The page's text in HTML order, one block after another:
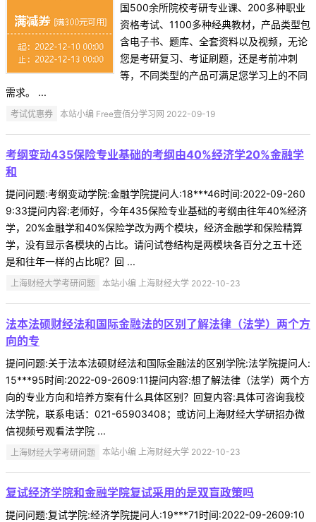
国500余所院校考研专业课、200多种职业
资格考试、1100多种经典教材，产品类型包
含电子书、题库、全套资料以及视频，无论
您是考研复习、考证刷题，还是考前冲刺
等，不同类型的产品可满足您学习上的不同
需求。 ...
考试优惠券 本站小编 Free壹佰分学习网 2022-09-19
考纲变动435保险专业基础的考纲由40%经济学20%金融学
和
提问问题:考纲变动学院:金融学院提问人:18***46时间:2022-09-260
9:33提问内容:老师好，今年435保险专业基础的考纲由往年40%经济
学，20%金融学和40%保险学改为两个模块，经济金融学和保险精算
学，没有显示各模块的占比。请问试卷结构是两模块各百分之五十还
是和往年一样的占比呢？回 ...
上海财经大学考研问题 本站小编 上海财经大学 2022-10-23
法本法硕财经法和国际金融法的区别了解法律（法学）两个方
向的专
提问问题:关于法本法硕财经法和国际金融法的区别学院:法学院提问人:
15***95时间:2022-09-2609:11提问内容:想了解法律（法学）两个方
向的专业方向和培养方案有什么具体区别？回复内容:具体可咨询我校
法学院，联系电话：021-65903408；或访问上海财经大学研招办微
信视频号观看法学院 ...
上海财经大学考研问题 本站小编 上海财经大学 2022-10-23
复试经济学院和金融学院复试采用的是双盲政策吗
提问问题:复试学院:经济学院提问人:19***71时间:2022-09-2609:10